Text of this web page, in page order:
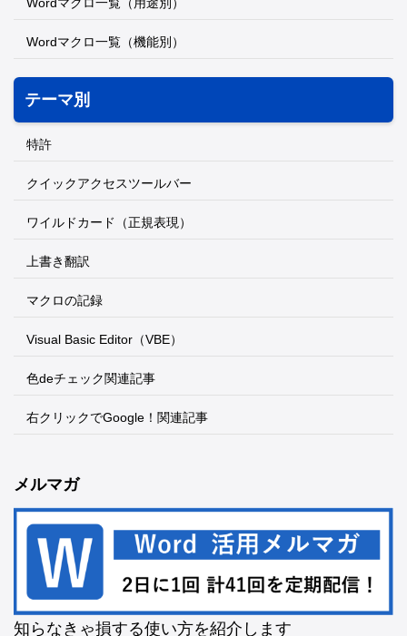
Wordマクロ一覧（機能別）
テーマ別
特許
クイックアクセスツールバー
ワイルドカード（正規表現）
上書き翻訳
マクロの記録
Visual Basic Editor（VBE）
色deチェック関連記事
右クリックでGoogle！関連記事
メルマガ
知らなきゃ損する使い方を紹介します